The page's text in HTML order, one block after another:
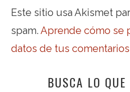
Este sitio usa Akismet
spam.Aprende cómo se
datos de tus comentarios
BUSCA LO